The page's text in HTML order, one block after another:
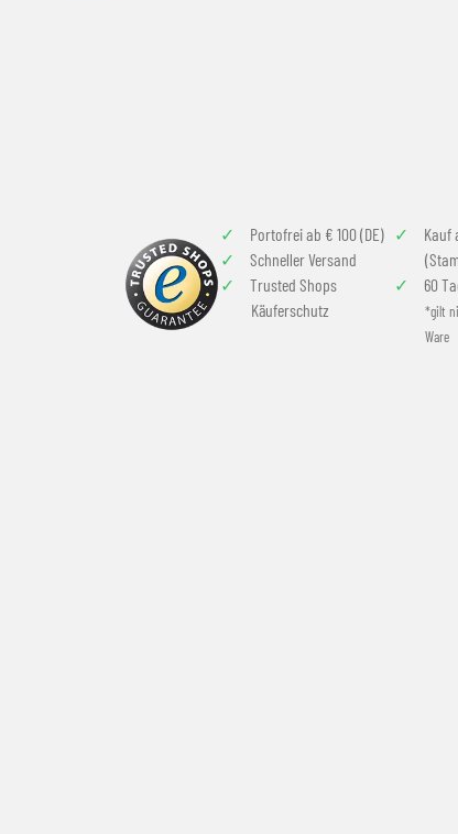
Portofrei ab € 100 (DE)
Schneller Versand
Trusted Shops
Käuferschutz
Kauf
60
*gilt
Ware